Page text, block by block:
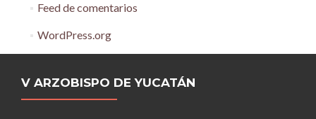
Feed de comentarios
WordPress.org
V ARZOBISPO DE YUCATÁN